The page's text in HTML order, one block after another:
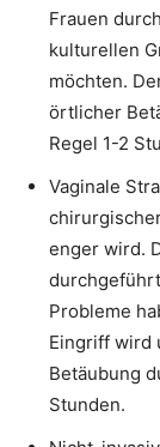
Frauen
kulturellen
möchten.
örtlicher
Regel 1-2
Vaginale
enger wird.
Probleme
Eingriff wird
Betäubung
Stunden.